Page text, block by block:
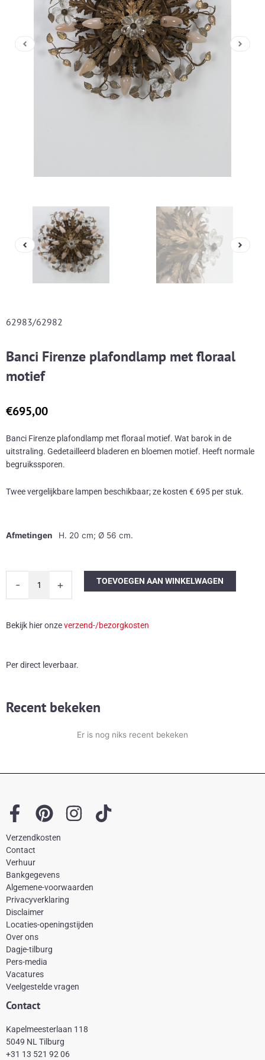
62983/62982
Banci Firenze plafondlamp met floraal
motief
€695,00
Banci Firenze plafondlamp met floraal motief. Wat barok in de
uitstraling. Gedetailleerd bladeren en bloemen motief. Heeft normale
begruikssporen.
Twee vergelijkbare lampen beschikbaar; ze kosten € 695 per stuk.
Afmetingen H. 20 cm; Ø 56 cm.
-
floraal
+ TOEVOEGEN AAN WINKELWAGEN
Bekijk hier onzeverzend-/bezorgkosten
Per direct leverbaar.
Recent bekeken
Er is nog niks recent bekeken
F
a
c
e
b
o
o
k
-
f
P
i
e
r
e
t
I
a
r
T
Verzendkosten
Contact
Verhuur
Bankgegevens
Algemene-voorwaarden
Privacyverklaring
Disclaimer
Locaties-openingstijden
Over ons
Dagje-tilburg
Pers-media
Vacatures
Veelgestelde vragen
Contact
Kapelmeesterlaan 118
5049 NL Tilburg
+31 13 521 92 06